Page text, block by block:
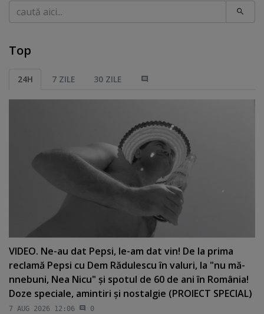
Caută
Top
24H 7 ZILE 30 ZILE
VIDEO. Ne-au dat Pepsi, le-am dat vin! De la prima
reclamă Pepsi cu Dem Rădulescu în valuri, la "nu mă-
nnebuni, Nea Nicu" şi spotul de 60 de ani în România!
Doze speciale, amintiri şi nostalgie (PROIECT SPECIAL)
7 AUG 2026 12:06 0